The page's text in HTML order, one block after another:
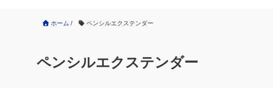
ホーム / ペンシルエクステンダー
ペンシルエクステンダー